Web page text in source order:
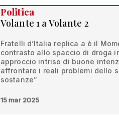
Politica
Volante 1 a Volante 2
Fratelli d’Italia replica a è il
contrasto allo spaccio di droga
approccio intriso di buone
affrontare i reali problemi dello
sostanze”
15 mar 2025